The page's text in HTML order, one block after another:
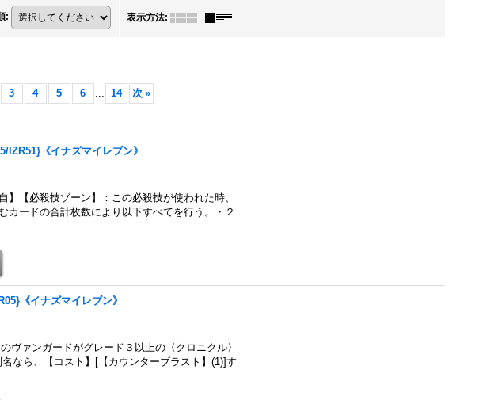
: 表示方法:
3 4 5 6 ... 14 次 »
IZR51}《イナズマイレブン》
【必殺技ゾーン】：この必殺技が使われた時、
カードの合計枚数により以下すべてを行う。・２
《イナズマイレブン》
ァンガードがグレード３以上の〈クロニクル〉
なら、【コスト】[【カウンターブラスト】(1)]す